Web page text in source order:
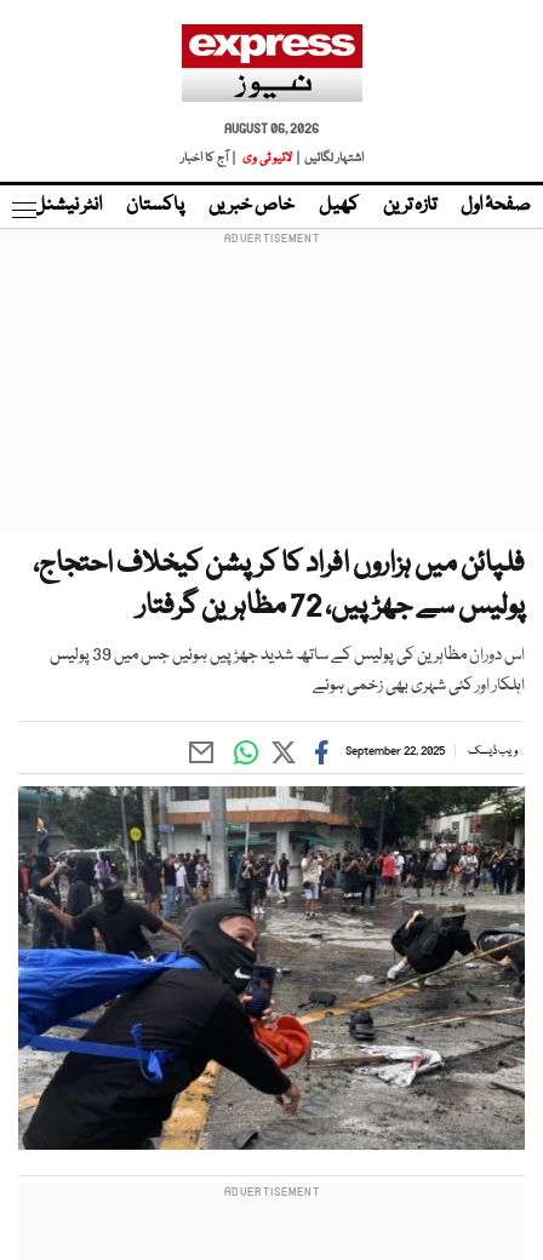
AUGUST 06, 2026
اشتہار لگائیں |
لائیو ٹی وی | آج کا اخبار
صفحۂ اول تازہ ترین کھیل خاص خبریں پاکستان انٹر نیشنل
فلپائن میں ہزاروں افراد کا کرپشن کیخلاف احتجاج،
پولیس سے جھڑپیں، 72 مظاہرین گرفتار
اس دوران مظاہرین کی پولیس کے ساتھ شدید جھڑپیں ہوئیں جس میں 39 پولیس
اہلکار اور کئی شہری بھی زخمی ہوئے
ویب ڈیسک September 22, 2025